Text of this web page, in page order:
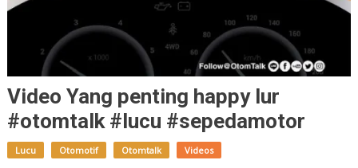
Video Yang penting happy lur
#otomtalk #lucu #sepedamotor
Lucu Otomotif Otomtalk Videos